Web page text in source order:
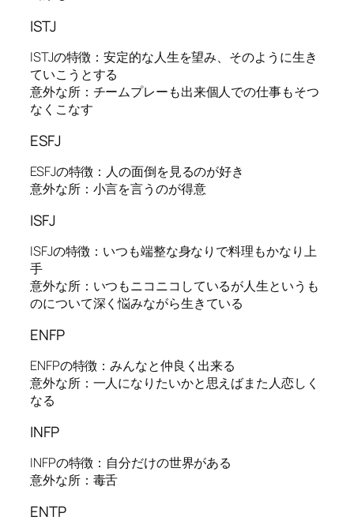
ISTJ
ISTJの特徴：安定的な人生を望み、そのように生き
ていこうとする
意外な所：チームプレーも出来個人での仕事もそつ
なくこなす
ESFJ
ESFJの特徴：人の面倒を見るのが好き
意外な所：小言を言うのが得意
ISFJ
ISFJの特徴：いつも端整な身なりで料理もかなり上
手
意外な所：いつもニコニコしているが人生というも
のについて深く悩みながら生きている
ENFP
ENFPの特徴：みんなと仲良く出来る
意外な所：一人になりたいかと思えばまた人恋しく
なる
INFP
INFPの特徴：自分だけの世界がある
意外な所：毒舌
ENTP